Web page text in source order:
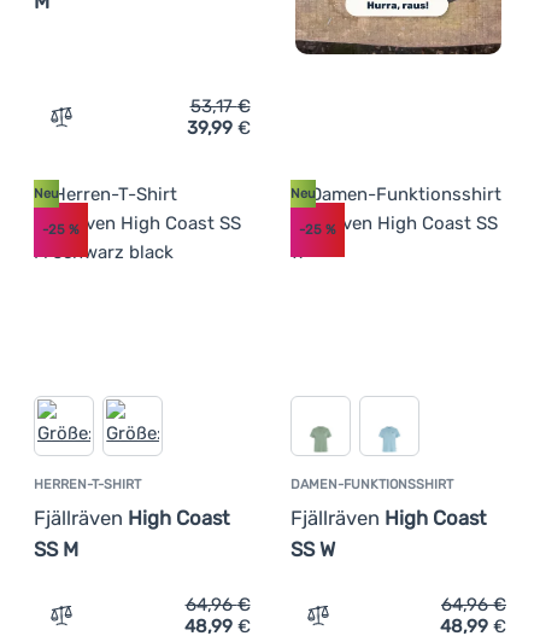
Zum Vergleich 'Herren-T-Shirt Fjällräven Logo T-shirt
53,17€
39,99 €
HERREN-T-SHIRT
Fjällräven High Coast
SS M
Neu
-25 %
Zum Vergleich 'Herren-T-Shirt Fjällräven High Coast SS
64,96€
48,99 €
DAMEN-FUNKTIONSSHIRT
Fjällräven High Coast
SS W
Neu
-25%
Zum Vergleich 'Damen-
64,96€
48,99 €